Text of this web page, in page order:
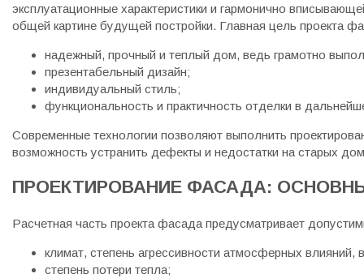
эксплуатационные характеристики и гармонично
общей картине будущей постройки. Главная цель проекта
надежный, прочный и теплый дом, ведь грамотно
презентабельный дизайн;
индивидуальный стиль;
функциональность и практичность отделки в
Современные технологии позволяют выполнить
возможность устранить дефекты и недостатки на старых
ПРОЕКТИРОВАНИЕ ФАСАДА:
Расчетная часть проекта фасада предусматривает
климат, степень агрессивности атмосферных влияний,
степень потери тепла;